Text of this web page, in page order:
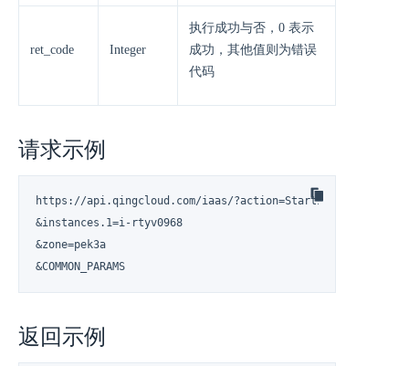
ret_code Integer
执行成功与否，0 表示
成功，其他值则为错误
代码
请求示例
https://api.qingcloud.com/iaas/?action=StartInstances
&instances.1=i-rtyv0968
&zone=pek3a
&COMMON_PARAMS
返回示例